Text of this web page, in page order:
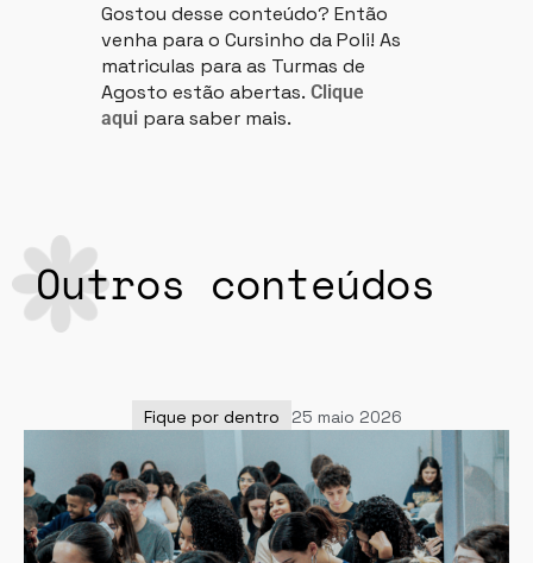
Gostou desse conteúdo? Então
venha para o Cursinho da Poli! As
matriculas para as Turmas de
Agosto estão abertas. Clique
aqui para saber mais.
Outros conteúdos
Fique por dentro 25 maio 2026